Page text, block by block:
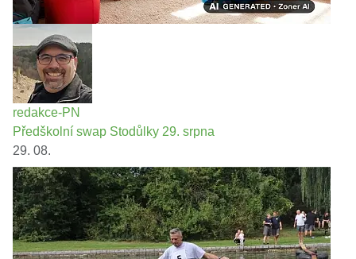
redakce-PN
Předškolní swap Stodůlky 29. srpna
29. 08.